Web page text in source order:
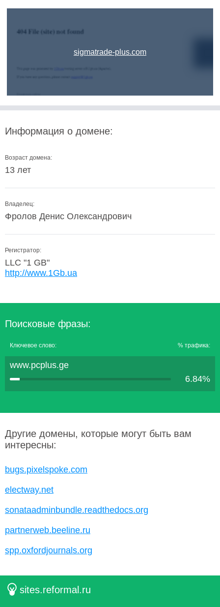
sigmatrade-plus.com
Информация о домене:
Возраст домена:
13 лет
Владелец:
Фролов Денис Олександрович
Регистратор:
LLC "1 GB"
http://www.1Gb.ua
Поисковые фразы:
Ключевое слово: % трафика:
www.pcplus.ge
6.84%
Другие домены, которые могут быть вам
интересны:
bugs.pixelspoke.com
electway.net
sonataadminbundle.readthedocs.org
partnerweb.beeline.ru
spp.oxfordjournals.org
sites.reformal.ru